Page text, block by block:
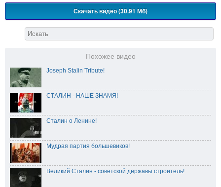
Скачать видео (30.91 Мб)
Похожее видео
Joseph Stalin Tribute!
СТАЛИН - НАШЕ ЗНАМЯ!
Сталин о Ленине!
Мудрая партия большевиков!
Великий Сталин - советской державы строитель!